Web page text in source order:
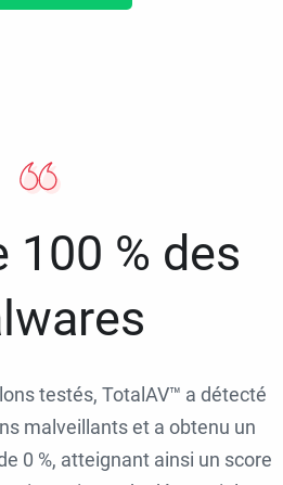
100 % des
testés, TotalAV™ a détecté
malveillants et a obtenu un
0 %, atteignant ainsi un score